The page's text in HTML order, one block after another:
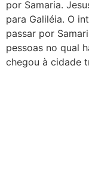
por Samaria.
para Galiléia. O
passar por
pessoas no qual
chegou à cidade